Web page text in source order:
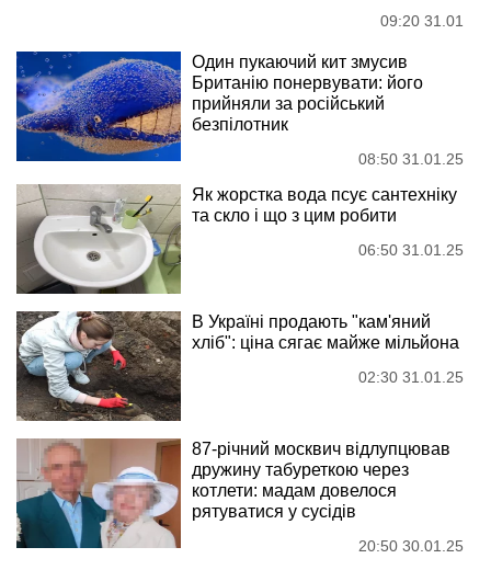
09:20 31.01
Один пукаючий кит змусив
Британію понервувати: його
прийняли за російський
безпілотник
08:50 31.01.25
Як жорстка вода псує сантехніку
та скло і що з цим робити
06:50 31.01.25
В Україні продають "кам'яний
хліб": ціна сягає майже мільйона
02:30 31.01.25
87-річний москвич відлупцював
дружину табуреткою через
котлети: мадам довелося
рятуватися у сусідів
20:50 30.01.25